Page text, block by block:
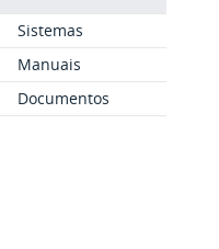
Sistemas
Manuais
Documentos